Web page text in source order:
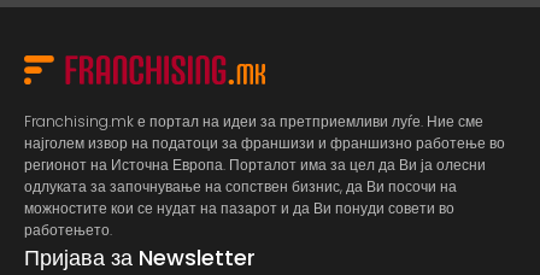
Franchising.mk е портал на идеи за претприемливи луѓе. Ние сме
најголем извор на податоци за франшизи и франшизно работење во
регионот на Источна Европа. Порталот има за цел да Ви ја олесни
одлуката за започнување на сопствен бизнис, да Ви посочи на
можностите кои се нудат на пазарот и да Ви понуди совети во
работењето.
Пријава за Newsletter